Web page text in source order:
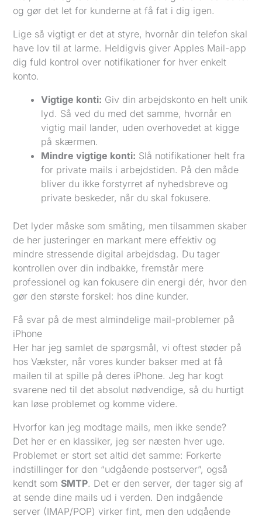
og gør det let for kunderne at få fat i dig igen.
Lige så vigtigt er det at styre, hvornår din telefon skal
have lov til at larme. Heldigvis giver Apples Mail-app
dig fuld kontrol over notifikationer for hver enkelt
konto.
Vigtige konti: Giv din arbejdskonto en helt unik
lyd. Så ved du med det samme, hvornår en
vigtig mail lander, uden overhovedet at kigge
på skærmen.
Mindre vigtige konti: Slå notifikationer helt fra
for private mails i arbejdstiden. På den måde
bliver du ikke forstyrret af nyhedsbreve og
private beskeder, når du skal fokusere.
Det lyder måske som småting, men tilsammen skaber
de her justeringer en markant mere effektiv og
mindre stressende digital arbejdsdag. Du tager
kontrollen over din indbakke, fremstår mere
professionel og kan fokusere din energi dér, hvor den
gør den største forskel: hos dine kunder.
Få svar på de mest almindelige mail-problemer på
iPhone
Her har jeg samlet de spørgsmål, vi oftest støder på
hos Vækster, når vores kunder bakser med at få
mailen til at spille på deres iPhone. Jeg har kogt
svarene ned til det absolut nødvendige, så du hurtigt
kan løse problemet og komme videre.
Hvorfor kan jeg modtage mails, men ikke sende?
Det her er en klassiker, jeg ser næsten hver uge.
Problemet er stort set altid det samme: Forkerte
indstillinger for den “udgående postserver”, også
kendt som SMTP. Det er den server, der tager sig af
at sende dine mails ud i verden. Den indgående
server (IMAP/POP) virker fint, men den udgående